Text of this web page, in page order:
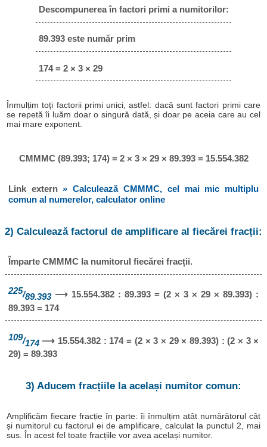
Descompunerea în factori primi a numitorilor:
89.393 este număr prim
174 = 2 × 3 × 29
Înmulțim toți factorii primi unici, astfel: dacă sunt factori primi care
se repetă îi luăm doar o singură dată, și doar pe aceia care au cel
mai mare exponent.
CMMMC (89.393; 174) = 2 × 3 × 29 × 89.393 = 15.554.382
Link extern» Calculează CMMMC, cel mai mic multiplu
comun al numerelor, calculator online
2) Calculează factorul de amplificare al fiecărei fracții:
Împarte CMMMC la numitorul fiecărei fracții.
225/89.393 ⟶ 15.554.382 : 89.393 = (2 × 3 × 29 × 89.393) :
89.393 = 174
109/174 ⟶ 15.554.382 : 174 = (2 × 3 × 29 × 89.393) : (2 × 3 ×
29) = 89.393
3) Aducem fracțiile la același numitor comun:
Amplificăm fiecare fracție în parte: îi înmulțim atât numărătorul cât
și numitorul cu factorul ei de amplificare, calculat la punctul 2, mai
sus. În acest fel toate fracțiile vor avea același numitor.